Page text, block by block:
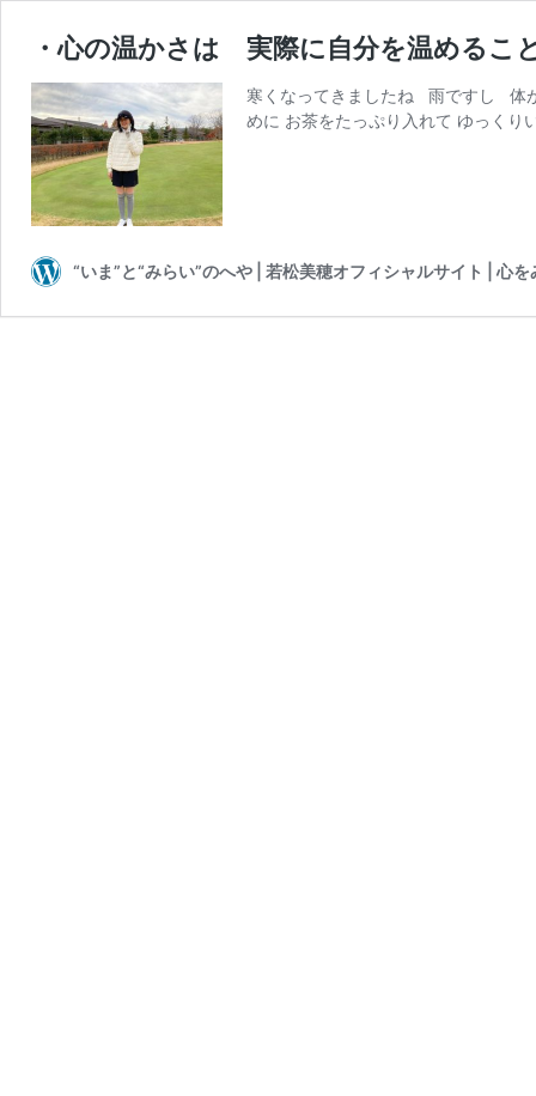
・心の温かさは 実際に自分を温めるこ
寒くなってきましたね 雨ですし 体
めに お茶をたっぷり入れて ゆっく
“いま”と“みらい”のへや | 若松美穂オフィシャルサイト | 心